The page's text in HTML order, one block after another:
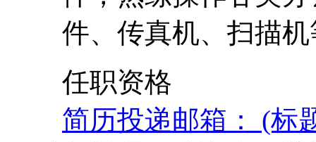
件、传真机、扫描
任职资格
简历投递邮箱： (标